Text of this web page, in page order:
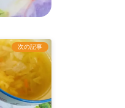
次の記事